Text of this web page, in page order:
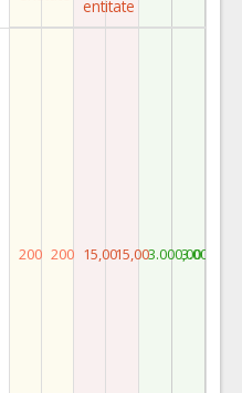
entitate
200 200 15,0015,003.000,003.000,00